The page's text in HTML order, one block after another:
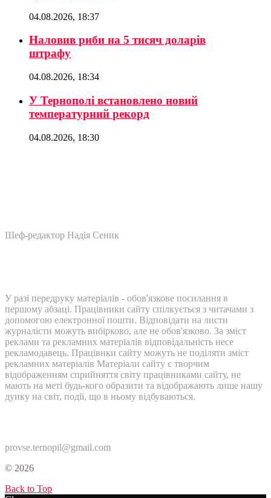
04.08.2026, 18:37
Наловив риби на 5 тисяч доларів
штрафу
04.08.2026, 18:34
У Тернополі встановлено новий
температурний рекорд
04.08.2026, 18:30
Шеф-редактор Надія Сеник
У разі передруку матеріалів - обов'язкове посилання в
першому абзаці. Працівники сайту спілкується з читачами з
допомогою електронної пошти. Відповідати на листи
журналісти можуть вибірково, але не обов'язково. За зміст
реклами та рекламних матеріалів відповідальність несе
рекламодавець. Працівнки сайту можуть не поділяти зміст
рекламних матеріалів Матеріали сайту є творчим
відображенням сприйняття світу працівниками сайту, не
мають на меті будь-кого образити та відображають лише нашу
дуику на світ, події, що в ньому відбуваються.
provse.ternopil@gmail.com
© 2026
Back to Top